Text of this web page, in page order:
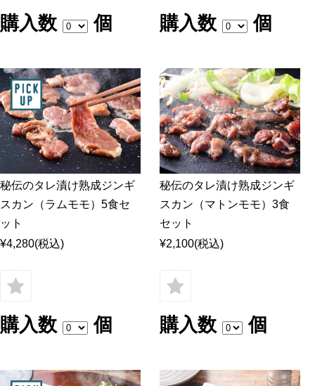
購入数 個 購入数 個
秘伝のタレ漬け熟成ジンギ
スカン（ラムモモ）5食セ
ット
¥4,280(税込)
購入数 個
秘伝のタレ漬け熟成ジンギ
スカン（マトンモモ）3食
セット
¥2,100(税込)
購入数 個